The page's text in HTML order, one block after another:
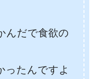
んだで食欲の
ったんですよ